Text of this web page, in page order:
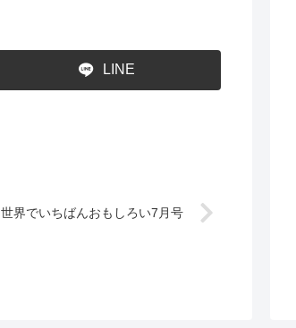
LINE
世界でいちばんおもしろい7月号